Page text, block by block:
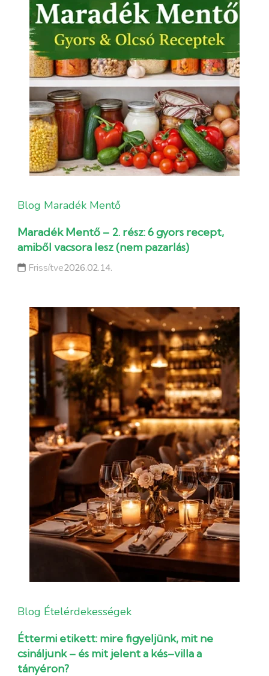
Blog Maradék Mentő
Maradék Mentő – 2. rész: 6 gyors recept,
amiből vacsora lesz (nem pazarlás)
Frissítve2026.02.14.
Blog Ételérdekességek
Éttermi etikett: mire figyeljünk, mit ne
csináljunk – és mit jelent a kés–villa a
tányéron?